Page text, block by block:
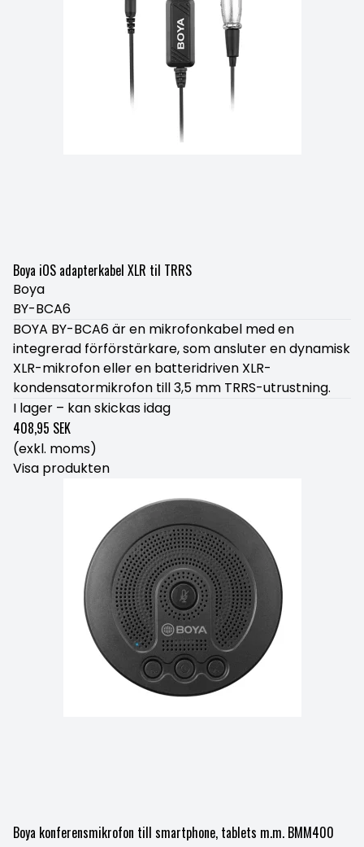
Boya iOS adapterkabel XLR til TRRS
Boya
BY-BCA6
BOYA BY-BCA6 är en mikrofonkabel med en
integrerad förförstärkare, som ansluter en dynamisk
XLR-mikrofon eller en batteridriven XLR-
kondensatormikrofon till 3,5 mm TRRS-utrustning.
I lager – kan skickas idag
408,95 SEK
(exkl. moms)
Visa produkten
Boya konferensmikrofon till smartphone, tablets m.m. BMM400